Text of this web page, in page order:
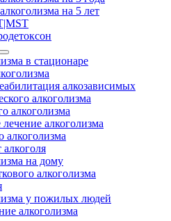
на 5 лет
в стационаре
алкозависимых
алкоголизма
алкоголизма
алкоголизма
алкоголизма
на дому
алкоголизма
у пожилых людей
алкоголизма